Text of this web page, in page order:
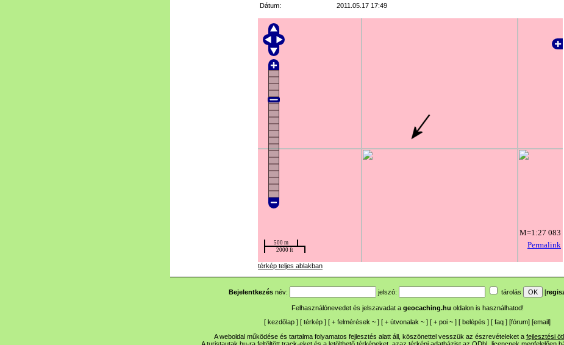
Dátum:
2011.05.17 17:49
térkép teljes ablakban
Bejelentkezés név: jelszó: tárolás [
Felhasználónevedet és jelszavadat a geocaching.hu oldalon is használhatod!
[ kezdőlap ] [ térkép ] [ + felmérések ~ ] [ + útvonalak ~ ] [ + poi ~ ] [ belépés ] [ faq ] [fórum] [email]
A weboldal működése és tartalma folyamatos fejlesztés alatt áll, köszönettel vesszük az észrevételeket a fejlesztési